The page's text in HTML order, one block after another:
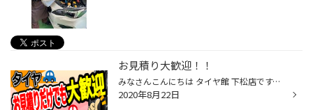
お見積り大歓迎！！
みなさんこんにちは タイヤ館 下松店です。 当店では、新型コロナウイルス感染症拡大防止 また、お客様および従業員の健康と安全を第一に考え 以下の感染症対策を行っております。 ご理解頂きますようお願い申し上げます。 〇対策 ・従業員は就業前体調チェック（検温、倦怠感など）をしています。 ...
2020年8月22日